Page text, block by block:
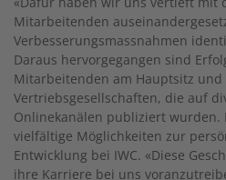
Mitarbeitenden
Verbesserungsmassnahmen
Daraus hervorgegangen sind
Mitarbeitenden am Hauptsitz
Vertriebsgesellschaften, die auf
Onlinekanälen publiziert wurden.
vielfältige Möglichkeiten zur
Entwicklung bei IWC. «Diese
ihre Karriere bei uns